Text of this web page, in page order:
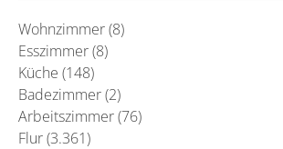
Wohnzimmer (8)
Esszimmer (8)
Küche (148)
Badezimmer (2)
Arbeitszimmer (76)
Flur (3.361)